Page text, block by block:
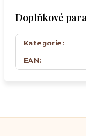
Doplňkové
Kategorie:
EAN: